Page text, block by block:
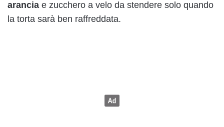
arancia e zucchero a velo da stendere solo quando
la torta sarà ben raffreddata.